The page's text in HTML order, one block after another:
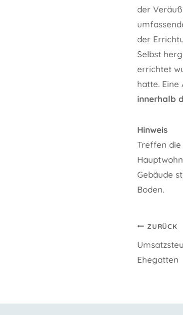
der
der
Selbst
errichtet
hatte.
innerhalb
Hinweis
Treffen
Gebäude
Boden.
ZURÜCK
Ehegatten